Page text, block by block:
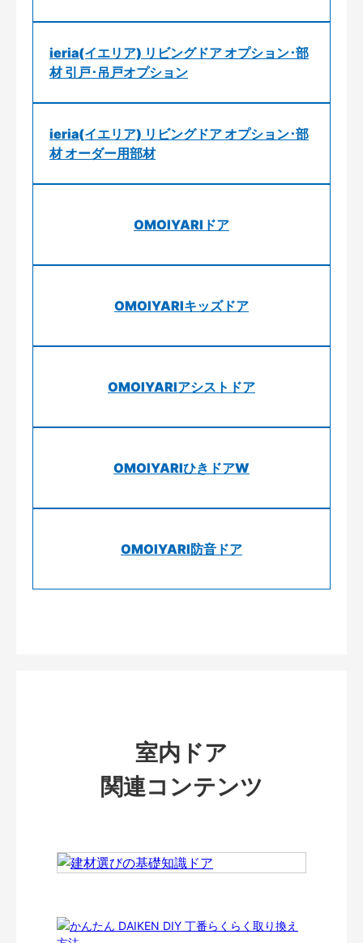
ieria(イエリア) リビングドア オプション･部
材 引戸･吊戸オプション
ieria(イエリア) リビングドア オプション･部
材 オーダー用部材
OMOIYARIドア
OMOIYARIキッズドア
OMOIYARIアシストドア
OMOIYARIひきドアW
OMOIYARI防音ドア
室内ドア
関連コンテンツ